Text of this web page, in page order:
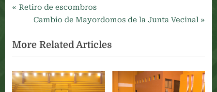
Navegación
entradas
P
v
i
o
u
Retiro de escombros
N
x
t
P
o
Cambio de Mayordomos de la Junta Vecinal
More Related Articles